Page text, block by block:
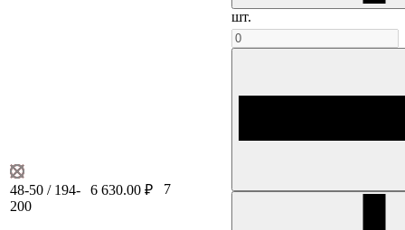
шт.
48-50 / 194-
200
6 630.00 ₽ 7